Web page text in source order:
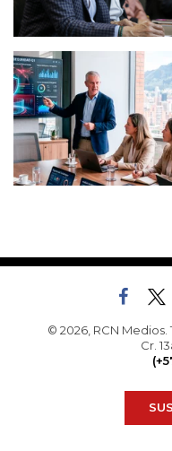
© 2026, RCN
Cr.